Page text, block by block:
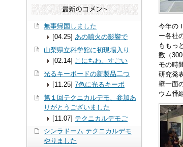
今年の
ー各社
ももっ
数（
モの時
研究発
壁一面
ウム番
無事帰国しました
[04.25] あの噴火の影響で
山梨県立科学館に初現場入り
[02.14] こにちわ。すごい
光るキーボードの新製品二つ
[11.25] 7色に光るキーボ
第１回テクニカルデモ、参加あ
りがとうございました
[11.07] テクニカルデモご
シンラドーム テクニカルデモ
やりました